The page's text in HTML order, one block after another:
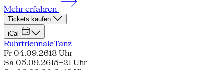
Mehr erfahren
Tickets kaufen
iCal
RuhrtriennaleTanz
Fr 04.09.2618 Uhr
Sa 05.09.2615–21 Uhr